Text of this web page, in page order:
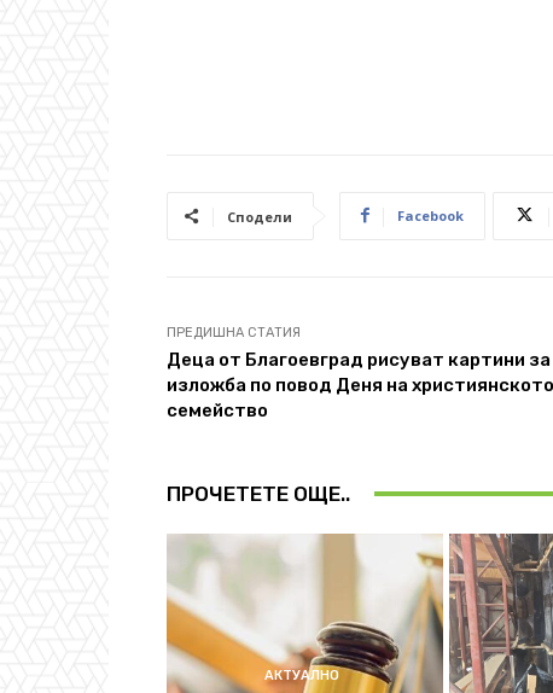
Сподели Facebook
ПРЕДИШНА СТАТИЯ
Деца от Благоевград рисуват картини за
изложба по повод Деня на християнското
семейство
ПРОЧЕТЕТЕ ОЩЕ..
АКТУАЛНО